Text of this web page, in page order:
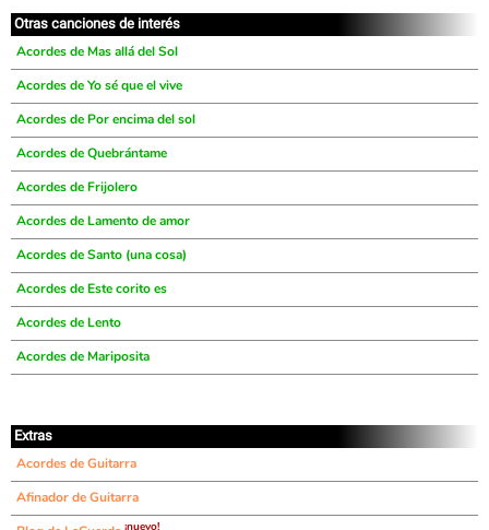
Otras canciones de interés
Acordes de Mas allá del Sol
Acordes de Yo sé que el vive
Acordes de Por encima del sol
Acordes de Quebrántame
Acordes de Frijolero
Acordes de Lamento de amor
Acordes de Santo (una cosa)
Acordes de Este corito es
Acordes de Lento
Acordes de Mariposita
Extras
Acordes de Guitarra
Afinador de Guitarra
¡nuevo!